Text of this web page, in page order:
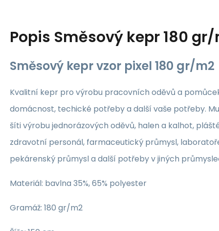
Popis Směsový kepr 180 gr/
Směsový kepr vzor pixel 180 gr/m2
Kvalitní kepr pro výrobu pracovních oděvů a
domácnost, techické potřeby a další vaše potřeby.
šíti výrobu jednorázových oděvů, halen a kalhot,
zdravotní personál, farmaceutický průmysl,
pekárenský průmysl a další potřeby v jiných
Materiál: bavlna 35%, 65% polyester
Gramáž: 180 gr/m2